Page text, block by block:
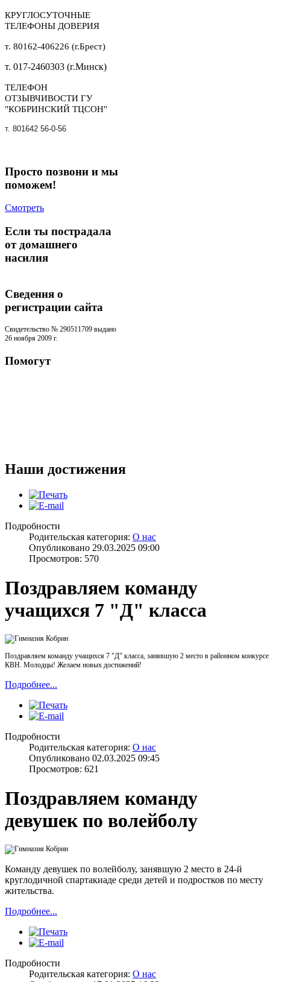
КРУГЛОСУТОЧНЫЕ
ТЕЛЕФОНЫ ДОВЕРИЯ
т. 80162-406226 (г.Брест)
т. 017-2460303 (г.Минск)
ТЕЛЕФОН
ОТЗЫВЧИВОСТИ ГУ
"КОБРИНСКИЙ ТЦСОН"
т. 801642 56-0-56
Просто позвони и мы
поможем!
Смотреть
Если ты пострадала
от домашнего
насилия
Сведения о
регистрации cайта
Свидетельство № 290511709 выдано
26 ноября 2009 г.
Помогут
Наши достижения
Подробности
Родительская категория: О нас
Опубликовано 29.03.2025 09:00
Просмотров: 570
Поздравляем команду
учащихся 7 "Д" класса
Поздравляем команду учащихся 7 "Д" класса, занявшую 2 место в районном конкурсе
КВН. Молодцы! Желаем новых достижений!
Подробнее...
Подробности
Родительская категория: О нас
Опубликовано 02.03.2025 09:45
Просмотров: 621
Поздравляем команду
девушек по волейболу
Команду девушек по волейболу, занявшую 2 место в 24-й
круглодичной спартакиаде среди детей и подростков по месту
жительства.
Подробнее...
Подробности
Родительская категория: О нас